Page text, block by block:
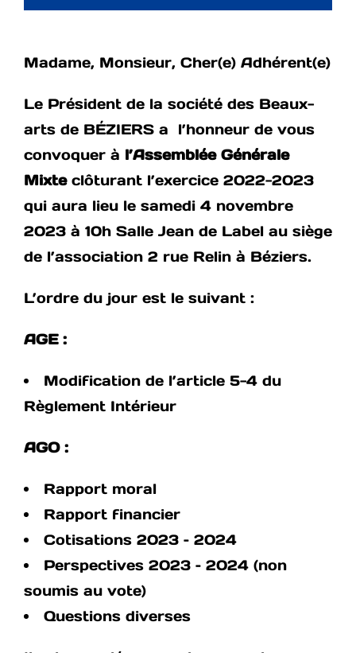
Madame, Monsieur, Cher(e) Adhérent(e)
Le Président de la société des Beaux-
arts de BÉZIERS a l’honneur de vous
convoquer à l’Assemblée Générale
Mixte clôturant l’exercice 2022-2023
qui aura lieu le samedi 4 novembre
2023 à 10h Salle Jean de Label au siège
de l’association 2 rue Relin à Béziers.
L’ordre du jour est le suivant :
AGE :
Modification de l’article 5-4 du
Règlement Intérieur
AGO :
Rapport moral
Rapport financier
Cotisations 2023 – 2024
Perspectives 2023 – 2024 (non
soumis au vote)
Questions diverses